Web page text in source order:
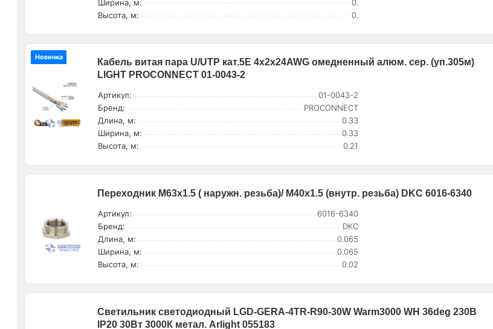
Ширина, м:
0.
Высота, м:
0.
Новинка
Кабель витая пара U/UTP кат.5E 4х2х24AWG омедненный алюм. сер. (уп.305м)
LIGHT PROCONNECT 01-0043-2
Артикул:
01-0043-2
Бренд:
PROCONNECT
Длина, м:
0.33
Ширина, м:
0.33
Высота, м:
0.21
Переходник M63х1.5 ( наружн. резьба)/ M40х1.5 (внутр. резьба) DKC 6016-6340
Артикул:
6016-6340
Бренд:
DKC
Длина, м:
0.065
Ширина, м:
0.065
Высота, м:
0.02
Светильник светодиодный LGD-GERA-4TR-R90-30W Warm3000 WH 36deg 230В
IP20 30Вт 3000К метал. Arlight 055183